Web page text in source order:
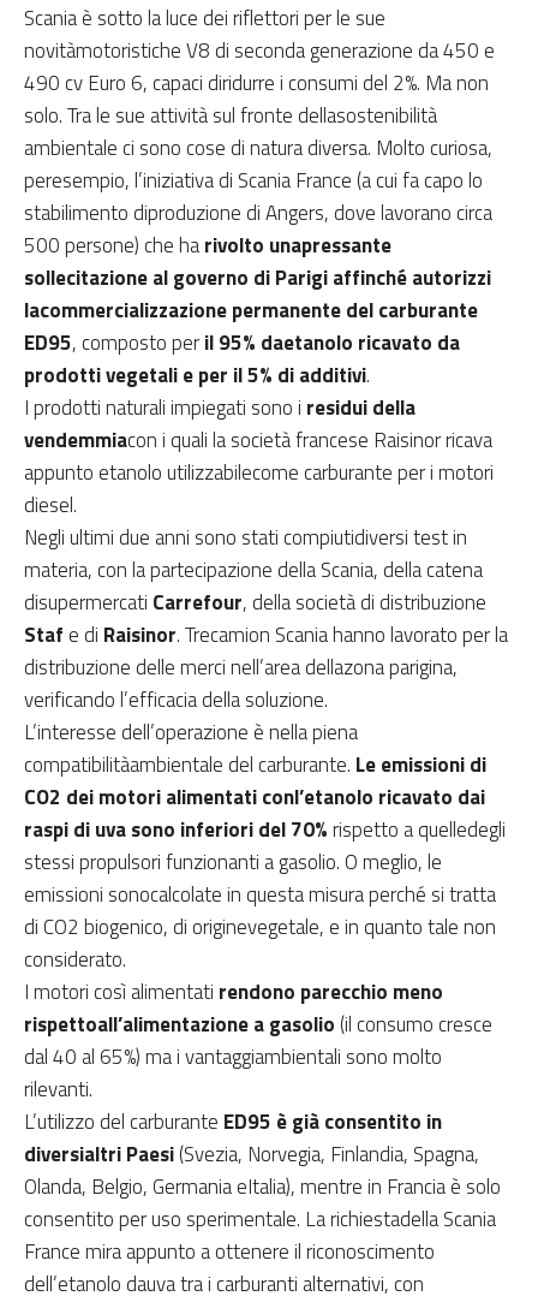
Scania è sotto la luce dei riflettori per le sue
novitàmotoristiche V8 di seconda generazione da 450 e
490 cv Euro 6, capaci diridurre i consumi del 2%. Ma non
solo. Tra le sue attività sul fronte dellasostenibilità
ambientale ci sono cose di natura diversa. Molto curiosa,
peresempio, l’iniziativa di Scania France (a cui fa capo lo
stabilimento diproduzione di Angers, dove lavorano circa
500 persone) che harivolto unapressante
sollecitazione al governo di Parigi affinché autorizzi
lacommercializzazione permanente del carburante
ED95, composto peril 95% daetanolo ricavato da
prodotti vegetali e per il 5% di additivi.
I prodotti naturali impiegati sono i residui della
vendemmiacon i quali la società francese Raisinor ricava
appunto etanolo utilizzabilecome carburante per i motori
diesel.
Negli ultimi due anni sono stati compiutidiversi test in
materia, con la partecipazione della Scania, della catena
disupermercati Carrefour, della società di distribuzione
Staf e di Raisinor. Trecamion Scania hanno lavorato per la
distribuzione delle merci nell’area dellazona parigina,
verificando l’efficacia della soluzione.
L’interesse dell’operazione è nella piena
compatibilitàambientale del carburante. Le emissioni di
CO2 dei motori alimentati conl’etanolo ricavato dai
raspi di uva sono inferiori del 70%rispetto a quelledegli
stessi propulsori funzionanti a gasolio. O meglio, le
emissioni sonocalcolate in questa misura perché si tratta
di CO2 biogenico, di originevegetale, e in quanto tale non
considerato.
I motori così alimentati rendono parecchio meno
rispettoall’alimentazione a gasolio (il consumo cresce
dal 40 al 65%) ma i vantaggiambientali sono molto
rilevanti.
L’utilizzo del carburante ED95 è già consentito in
diversialtri Paesi(Svezia, Norvegia, Finlandia, Spagna,
Olanda, Belgio, Germania eItalia), mentre in Francia è solo
consentito per uso sperimentale. La richiestadella Scania
France mira appunto a ottenere il riconoscimento
dell’etanolo dauva tra i carburanti alternativi, con